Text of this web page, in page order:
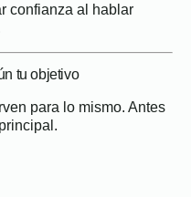
confianza al hablar
tu objetivo
para lo mismo. Antes